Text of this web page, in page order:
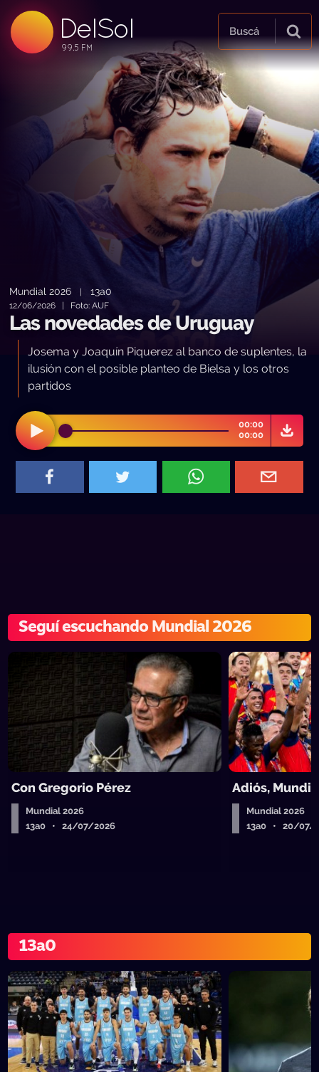
DelSol
99.5 FM
99.5 FM
99.5 FM
Buscá
Mundial 2026 |13a0
12/06/2026 | Foto: AUF
Las novedades de Uruguay
Josema y Joaquín Piquerez al banco de suplentes, la
ilusión con el posible planteo de Bielsa y los otros
partidos
00:00
00:00
Seguí escuchando Mundial 2026
Con Gregorio Pérez
Mundial 2026
13a0 • 24/07/2026
Adiós,
Mundial 2026
13a0 • 20/07/
13a0